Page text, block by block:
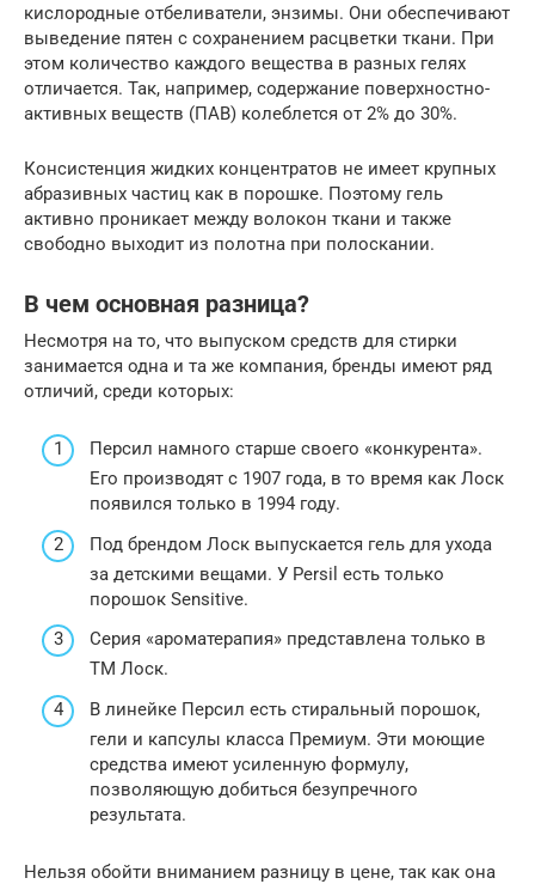
кислородные отбеливатели, энзимы. Они обеспечивают
выведение пятен с сохранением расцветки ткани. При
этом количество каждого вещества в разных гелях
отличается. Так, например, содержание поверхностно-
активных веществ (ПАВ) колеблется от 2% до 30%.
Консистенция жидких концентратов не имеет крупных
абразивных частиц как в порошке. Поэтому гель
активно проникает между волокон ткани и также
свободно выходит из полотна при полоскании.
В чем основная разница?
Несмотря на то, что выпуском средств для стирки
занимается одна и та же компания, бренды имеют ряд
отличий, среди которых:
Персил намного старше своего «конкурента».
Его производят с 1907 года, в то время как Лоск
появился только в 1994 году.
Под брендом Лоск выпускается гель для ухода
за детскими вещами. У Persil есть только
порошок Sensitive.
Серия «ароматерапия» представлена только в
ТМ Лоск.
В линейке Персил есть стиральный порошок,
гели и капсулы класса Премиум. Эти моющие
средства имеют усиленную формулу,
позволяющую добиться безупречного
результата.
Нельзя обойти вниманием разницу в цене, так как она